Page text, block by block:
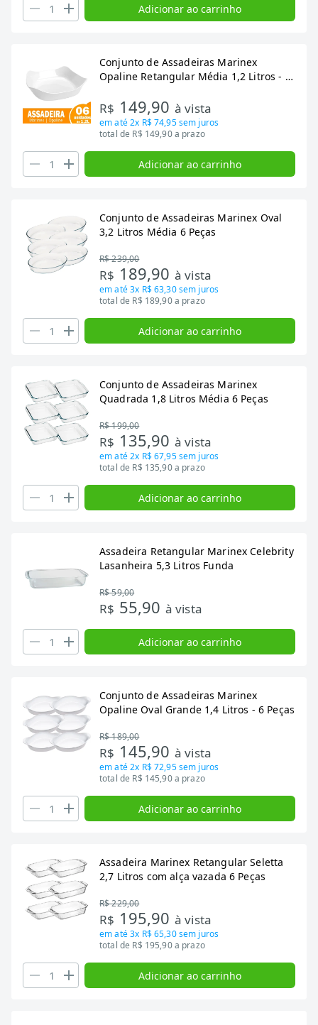
Adicionar ao carrinho
Conjunto de Assadeiras Marinex
Opaline Retangular Média 1,2 Litros - 6
R$ 149,90 à vista
em até2x R$ 74,95sem juros
total de R$ 149,90 a prazo
Adicionar ao carrinho
Conjunto de Assadeiras Marinex Oval
3,2 Litros Média 6 Peças
R$ 239,00
R$ 189,90 à vista
em até3x R$ 63,30sem juros
total de R$ 189,90 a prazo
Adicionar ao carrinho
Conjunto de Assadeiras Marinex
Quadrada 1,8 Litros Média 6 Peças
R$ 199,00
R$ 135,90 à vista
em até2x R$ 67,95sem juros
total de R$ 135,90 a prazo
Adicionar ao carrinho
Assadeira Retangular Marinex Celebrity
Lasanheira 5,3 Litros Funda
R$ 59,00
R$ 55,90 à vista
Adicionar ao carrinho
Conjunto de Assadeiras Marinex
Opaline Oval Grande 1,4 Litros - 6 Peças
R$ 189,00
R$ 145,90 à vista
em até2x R$ 72,95sem juros
total de R$ 145,90 a prazo
Adicionar ao carrinho
Assadeira Marinex Retangular Seletta
2,7 Litros com alça vazada 6 Peças
R$ 229,00
R$ 195,90 à vista
em até3x R$ 65,30sem juros
total de R$ 195,90 a prazo
Adicionar ao carrinho